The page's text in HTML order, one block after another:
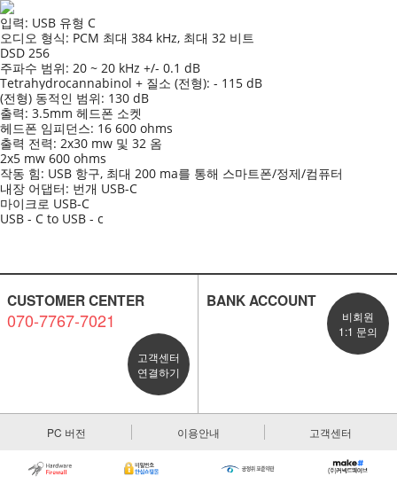
입력: USB 유형 C
오디오 형식: PCM 최대 384 kHz, 최대 32 비트
DSD 256
주파수 범위: 20 ~ 20 kHz +/- 0.1 dB
Tetrahydrocannabinol + 질소 (전형): - 115 dB
(전형) 동적인 범위: 130 dB
출력: 3.5mm 헤드폰 소켓
헤드폰 임피던스: 16 600 ohms
출력 전력: 2x30 mw 및 32 옴
2x5 mw 600 ohms
작동 힘: USB 항구, 최대 200 ma를 통해 스마트폰/정제/컴퓨터
내장 어댑터: 번개 USB-C
마이크로 USB-C
USB - C to USB - c
CUSTOMER CENTER
070-7767-7021
고객센터
연결하기
BANK ACCOUNT
비회원
1:1 문의
PC 버전 이용안내 고객센터